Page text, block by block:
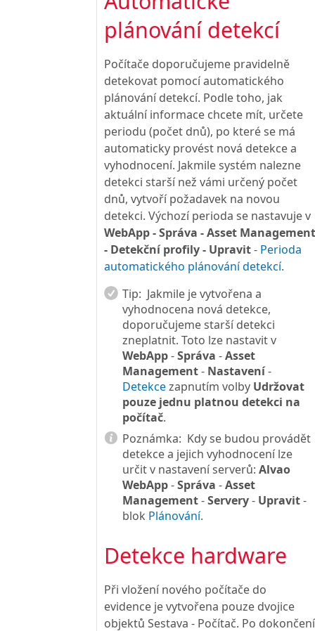
plánování detekcí
Počítače doporučujeme pravidelně
detekovat pomocí automatického
plánování detekcí. Podle toho, jak
aktuální informace chcete mít, určete
periodu (počet dnů), po které se má
automaticky provést nová detekce a
vyhodnocení. Jakmile systém nalezne
detekci starší než vámi určený počet
dnů, vytvoří požadavek na novou
detekci. Výchozí perioda se nastavuje v
WebApp - Správa - Asset Management
- Detekční profily - Upravit- Perioda
automatického plánování detekcí.
Tip: Jakmile je vytvořena a
vyhodnocena nová detekce,
doporučujeme starší detekci
zneplatnit. Toto lze nastavit v
WebApp-Správa -Asset
Management- Nastavení-
Detekcezapnutím volby Udržovat
pouze jednu platnou detekci na
počítač.
Poznámka: Kdy se budou provádět
detekce a jejich vyhodnocení lze
určit v nastavení serverů: Alvao
WebApp-Správa -Asset
Management-Servery- Upravit-
blok Plánování.
Detekce hardware
Při vložení nového počítače do
evidence je vytvořena pouze dvojice
objektů Sestava - Počítač. Po dokončení